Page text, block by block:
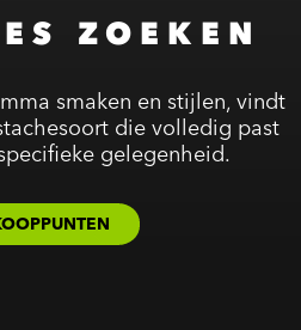
ZOEKEN
smaken en stijlen, vindt
die volledig past
gelegenheid.